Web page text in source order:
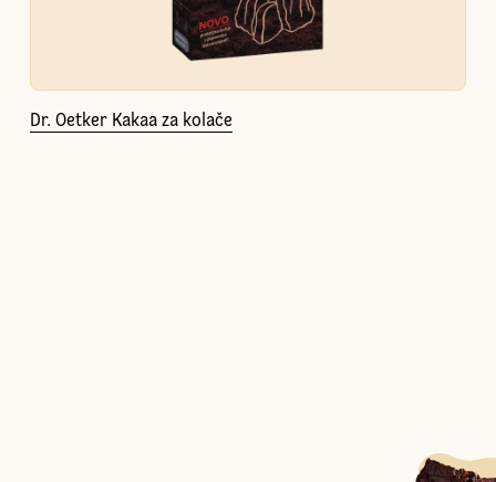
Dr. Oetker Kakaa za kolače